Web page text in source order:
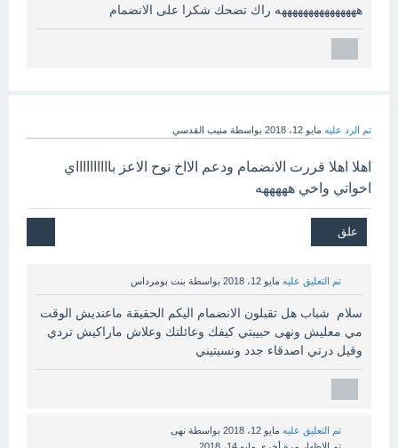
هههههههههههههههه راك تضحك شكرا على الانضمام
تم الرد عليه مايو 12، 2018 بواسطة منيب القدسي
اهلا اهلا قررت الانضمام ودعم الااخ نوح الاعز بااااااااااي
اخواتي واخي هههههه
تم التعليق عليه مايو 12، 2018 بواسطة بنت بومرداس
سلام شباب هل تقبلون الانضمام اليكم الحقيقة ماعنديش الوقت
مي معليش ونهى حبيبتي كيفك وعائلتك وعلاش ماراكيش تردي
وقيل درتي اصدقاء جدد ونسيتيني
تم التعليق عليه مايو 12، 2018 بواسطة نهى
تم الإظهار مرة أخرى
مايو 14، 2018